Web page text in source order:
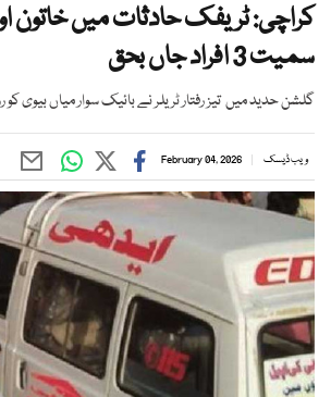
کراچی: ٹریفک حادثات میں خاتون
سمیت 3 افراد جاں بحق
گلشن حدید میں تیز رفتار ٹریلر نے بائیک سوار میاں بیوی کو
ویب ڈیسک February 04, 2026